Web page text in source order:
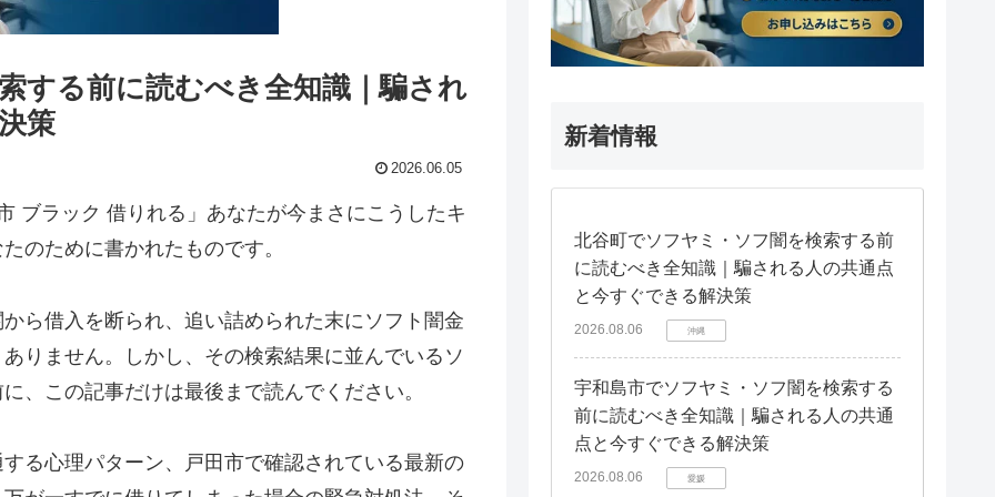
する前に読むべき全知識｜騙され
策
2026.06.05
ブラック 借りれる」あなたが今まさにこうしたキ
のために書かれたものです。
ら借入を断られ、追い詰められた末にソフト闇金
りません。しかし、その検索結果に並んでいるソ
、この記事だけは最後まで読んでください。
る心理パターン、戸田市で確認されている最新の
新着情報
北谷町でソフヤミ・ソフ闇を検索する前
に読むべき全知識｜騙される人の共通点
と今すぐできる解決策
2026.08.06 沖縄
宇和島市でソフヤミ・ソフ闇を検索する
前に読むべき全知識｜騙される人の共通
点と今すぐできる解決策
2026.08.06 愛媛